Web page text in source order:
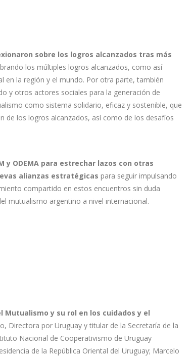
sobre los logros alcanzados tras más
los múltiples logros alcanzados, como así
la región y el mundo. Por otra parte, también
y otros actores sociales para la generación de
como sistema solidario, eficaz y sostenible, que
de los logros alcanzados, así como de los desafíos
y ODEMA para estrechar lazos con otras
alianzas estratégicas para seguir impulsando
compartido en estos encuentros sin duda
mutualismo argentino a nivel internacional.
Mutualismo y su rol en los cuidados y el
Directora por Uruguay y titular de la Secretaría de la
Nacional de Cooperativismo de Uruguay
de la República Oriental del Uruguay; Marcelo